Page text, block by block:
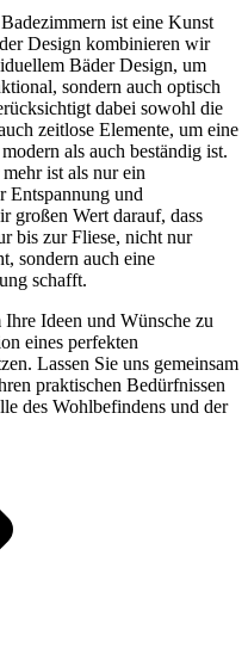
ist eine Kunst
Design kombinieren wir
Bäder Design, um
sondern auch optisch
dabei sowohl die
zeitlose Elemente, um eine
als auch beständig ist.
ist als nur ein
Entspannung und
großen Wert darauf, dass
bis zur Fliese, nicht nur
sondern auch eine
schafft.
Ideen und Wünsche zu
eines perfekten
Lassen Sie uns gemeinsam
praktischen Bedürfnissen
des Wohlbefindens und der